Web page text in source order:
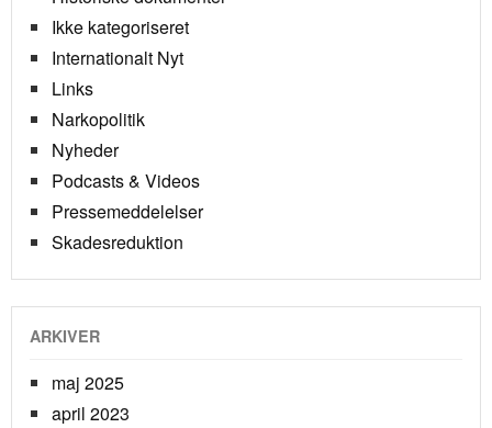
Ikke kategoriseret
Internationalt Nyt
Links
Narkopolitik
Nyheder
Podcasts & Videos
Pressemeddelelser
Skadesreduktion
ARKIVER
maj 2025
april 2023